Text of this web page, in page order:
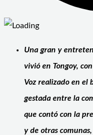
Una gran y
vivió en Tongoy,
Voz realizado en el
gestada entre la
que contó con la
y de otras